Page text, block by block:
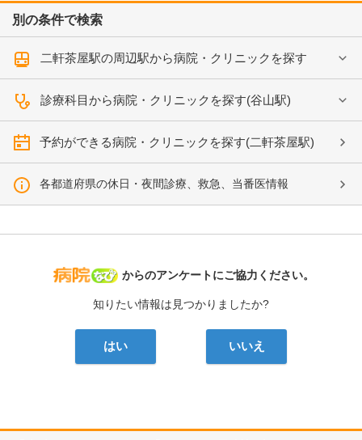
別の条件で検索
二軒茶屋駅の周辺駅から病院・クリニックを探す
診療科目から病院・クリニックを探す(谷山駅)
予約ができる病院・クリニックを探す(二軒茶屋駅)
各都道府県の休日・夜間診療、救急、当番医情報
病院なび
からのアンケートにご協力ください。
知りたい情報は見つかりましたか?
はい いいえ